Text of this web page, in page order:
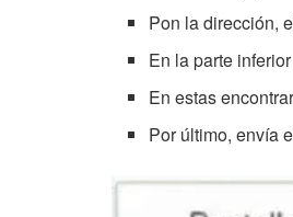
Pon la dirección,
En la parte
En estas
Por último, envía